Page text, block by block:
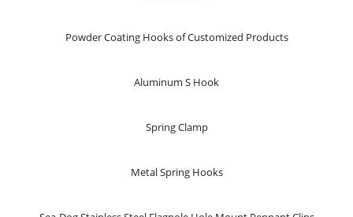
Powder Coating Hooks of Customized Products
Aluminum S Hook
Spring Clamp
Metal Spring Hooks